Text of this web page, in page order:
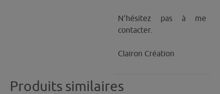
N’hésitez pas à me
contacter.
Clairon Création
Produits similaires